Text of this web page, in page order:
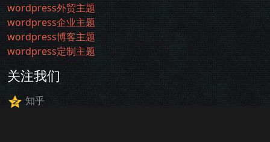
wordpress外贸主题
wordpress企业主题
wordpress博客主题
wordpress定制主题
关注我们
知乎